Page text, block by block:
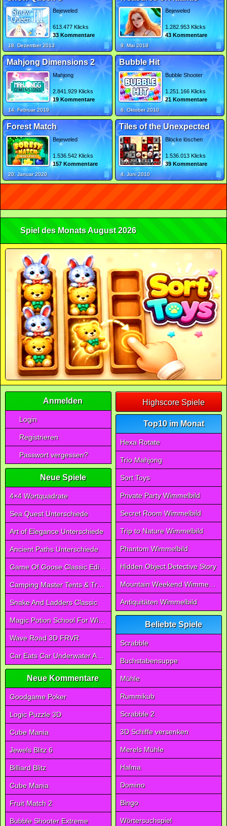
Bejeweled
613.477 Klicks
33 Kommentare
18. Dezember 2013
Bejeweled
1.282.953 Klicks
43 Kommentare
9. Mai 2018
Mahjong Dimensions 2
Mahjong
2.841.929 Klicks
19 Kommentare
14. Februar 2019
Bubble Hit
Bubble Shooter
1.251.166 Klicks
21 Kommentare
6. Oktober 2010
Forest Match
Bejeweled
1.536.542 Klicks
157 Kommentare
20. Januar 2020
Tiles of the Unexpected
Blöcke löschen
1.536.013 Klicks
39 Kommentare
4. Juni 2010
Spiel des Monats August 2026
Anmelden
Login
Registrieren
Passwort vergessen?
Neue Spiele
4×4 Wortquadrate
Sea Quest Unterschiede
Art of Elegance Unterschiede
Ancient Paths Unterschiede
Game Of Goose Classic Edition
Camping Master Tents & Trees
Snake And Ladders Classic
Magic Potion School For Witch
Wave Road 3D FRVR
Car Eats Car Underwater Adventure FRVR
Neue Kommentare
Goodgame Poker
Logic Puzzle 3D
Cube Mania
Jewels Blitz 6
Billiard Blitz
Cube Mania
Fruit Match 2
Bubble Shooter Extreme
Highscore Spiele
Top10 im Monat
Hexa Rotate
Trio Mahjong
Sort Toys
Private Party Wimmelbild
Secret Room Wimmelbild
Trip to Nature Wimmelbild
Phantom Wimmelbild
Hidden Object Detective Story
Mountain Weekend Wimmelbild
Antiquitäten Wimmelbild
Beliebte Spiele
Scrabble
Buchstabensuppe
Mühle
Rummikub
Scrabble 2
3D Schiffe versenken
Merels Mühle
Halma
Domino
Bingo
Wörtersuchspiel